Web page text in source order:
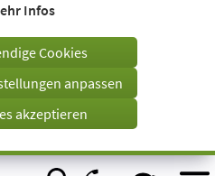
Infos
Cookies
anpassen
akzeptieren